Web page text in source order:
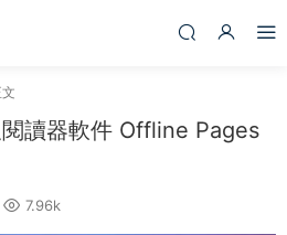
讀器軟件 Offline Pages
7.96k